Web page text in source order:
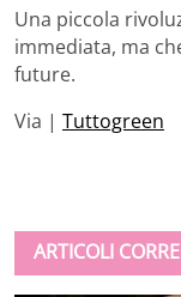
Una piccola
immediata, ma
future.
Via | Tuttogreen
ARTICOLI